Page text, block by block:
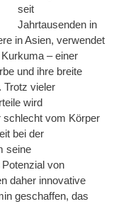
seit
Jahrtausenden in
in Asien, verwendet
– einer
und ihre breite
Trotz vieler
wird
schlecht vom Körper
bei der
seine
von
daher innovative
geschaffen, das